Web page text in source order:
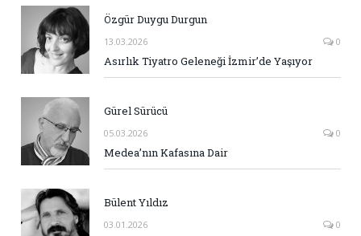
Özgür Duygu Durgun
13.03.2026 0
Asırlık Tiyatro Geleneği İzmir’de Yaşıyor
Gürel Sürücü
05.03.2026 0
Medea’nın Kafasına Dair
Bülent Yıldız
03.01.2026 0